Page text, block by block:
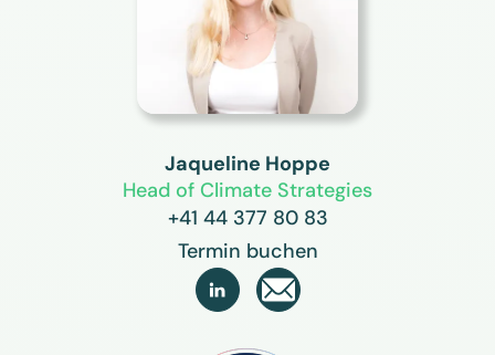
Jaqueline Hoppe
Head of Climate Strategies
+41 44 377 80 83
Termin buchen
